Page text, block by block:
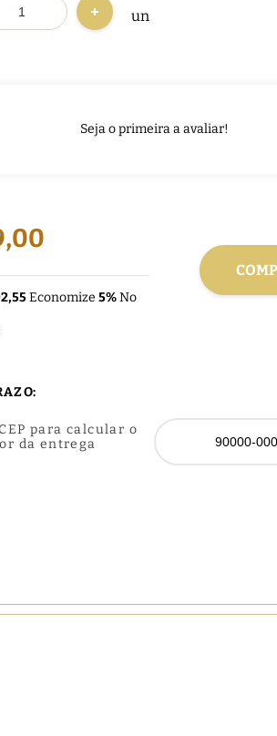
Seja o primeira a avaliar!
un
Economize 5%No
para calcular o
da entrega